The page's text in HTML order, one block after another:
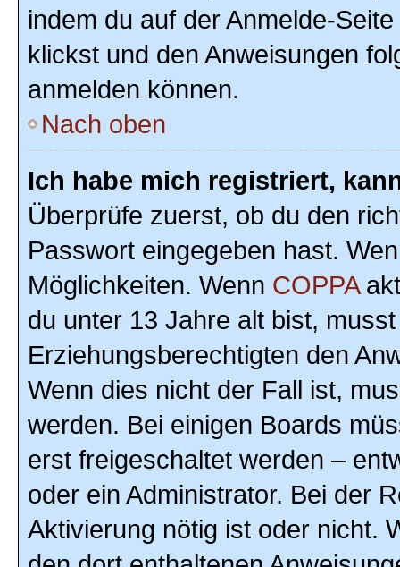
indem du auf der Anmelde-
klickst und den Anweisungen
anmelden können.
Nach oben
Ich habe mich registriert,
Überprüfe zuerst, ob du den
Passwort eingegeben hast.
Möglichkeiten. Wenn COPPA
du unter 13 Jahre alt bist,
Erziehungsberechtigten den
Wenn dies nicht der Fall ist,
werden. Bei einigen Boards
erst freigeschaltet werden –
oder ein Administrator. Bei der
Aktivierung nötig ist oder nicht.